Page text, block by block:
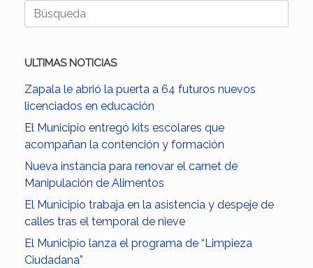
Buscar:
ULTIMAS NOTICIAS
Zapala le abrió la puerta a 64 futuros nuevos
licenciados en educación
El Municipio entregó kits escolares que
acompañan la contención y formación
Nueva instancia para renovar el carnet de
Manipulación de Alimentos
El Municipio trabaja en la asistencia y despeje de
calles tras el temporal de nieve
El Municipio lanza el programa de “Limpieza
Ciudadana”